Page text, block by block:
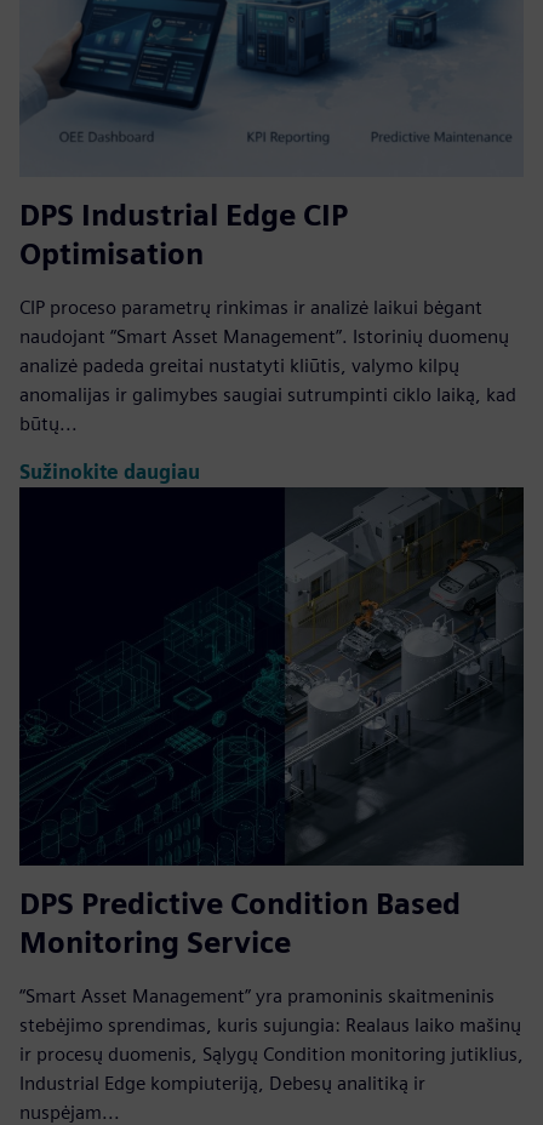
DPS Industrial Edge CIP
Optimisation
CIP proceso parametrų rinkimas ir analizė laikui bėgant
naudojant “Smart Asset Management”. Istorinių duomenų
analizė padeda greitai nustatyti kliūtis, valymo kilpų
anomalijas ir galimybes saugiai sutrumpinti ciklo laiką, kad
būtų...
Sužinokite daugiau
DPS Predictive Condition Based
Monitoring Service
“Smart Asset Management” yra pramoninis skaitmeninis
stebėjimo sprendimas, kuris sujungia: Realaus laiko mašinų
ir procesų duomenis, Sąlygų Condition monitoring jutiklius,
Industrial Edge kompiuteriją, Debesų analitiką ir
nuspėjam...